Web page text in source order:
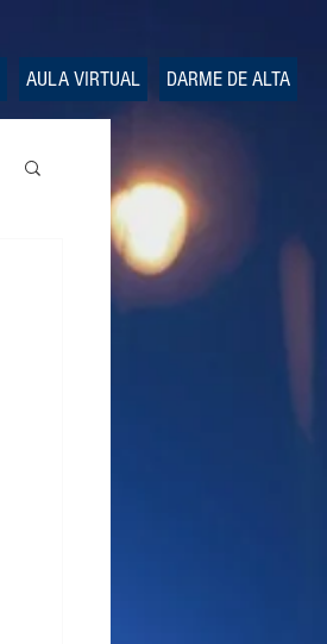
AULA VIRTUAL DARME DE ALTA